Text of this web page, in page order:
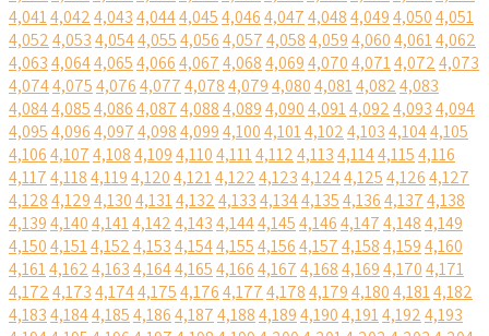
4,0414,0424,0434,0444,0454,0464,0474,0484,0494,0504,051
4,0524,0534,0544,0554,0564,0574,0584,0594,0604,0614,062
4,0634,0644,0654,0664,0674,0684,0694,0704,0714,0724,073
4,0744,0754,0764,0774,0784,0794,0804,0814,0824,083
4,0844,0854,0864,0874,0884,0894,0904,0914,0924,0934,094
4,0954,0964,0974,0984,0994,1004,1014,1024,1034,1044,105
4,1064,1074,1084,1094,1104,1114,1124,1134,1144,1154,116
4,1174,1184,1194,1204,1214,1224,1234,1244,1254,1264,127
4,1284,1294,1304,1314,1324,1334,1344,1354,1364,1374,138
4,1394,1404,1414,1424,1434,1444,1454,1464,1474,1484,149
4,1504,1514,1524,1534,1544,1554,1564,1574,1584,1594,160
4,1614,1624,1634,1644,1654,1664,1674,1684,1694,1704,171
4,1724,1734,1744,1754,1764,1774,1784,1794,1804,1814,182
4,1834,1844,1854,1864,1874,1884,1894,1904,1914,1924,193